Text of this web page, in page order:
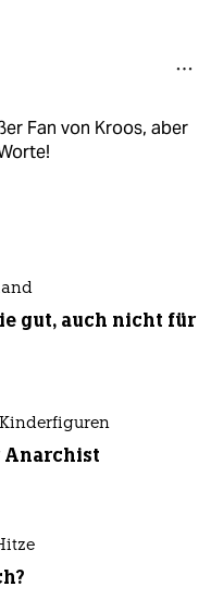
Fan von Kroos, aber
gut, auch nicht für
Anarchist